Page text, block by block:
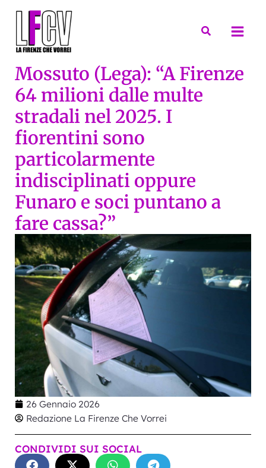
Cerca
Mossuto (Lega): “A Firenze
64‬ milioni dalle multe
stradali nel 2025. I
fiorentini sono
particolarmente
indisciplinati oppure
Funaro e soci puntano a
fare cassa?”
26 Gennaio 2026
Redazione La Firenze Che Vorrei
CONDIVIDI SUI SOCIAL